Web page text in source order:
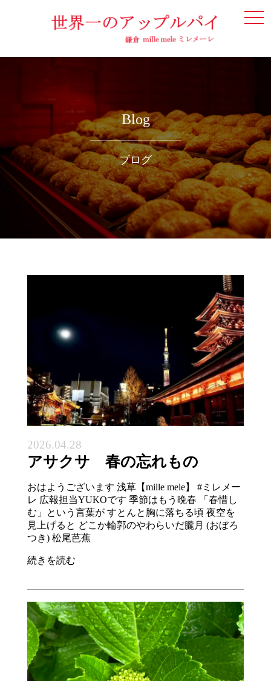
Blog
ブログ
2026.04.28
アサクサ 春の忘れもの
おはようございます 浅草【mille mele】 #ミレメー
レ 広報担当YUKOです 季節はもう晩春 「春惜し
む」という言葉が すとんと胸に落ちる頃 夜空を
見上げると どこか輪郭のやわらいだ朧月 (おぼろ
つき) 松尾芭蕉
続きを読む